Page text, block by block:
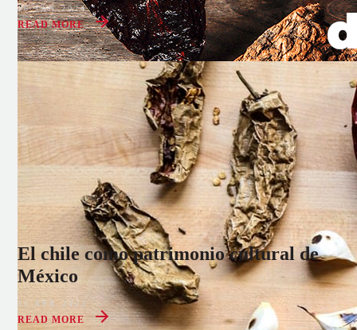
16 JAN 2024
READ MORE
El chile como patrimonio cultural de
México
11 APR 2022
READ MORE